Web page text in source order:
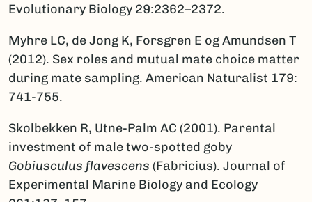
Evolutionary Biology 29:2362–2372.
Myhre LC, de Jong K, Forsgren E og Amundsen T
(2012). Sex roles and mutual mate choice matter
during mate sampling. American Naturalist 179:
741-755.
Skolbekken R, Utne-Palm AC (2001). Parental
investment of male two-spotted goby
Gobiusculus flavescens (Fabricius). Journal of
Experimental Marine Biology and Ecology